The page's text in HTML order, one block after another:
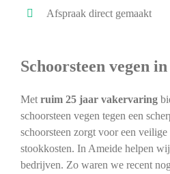
Afspraak direct gemaakt
Schoorsteen vegen
Metruim 25 jaar vakervaring
schoorsteen vegen tegen een
schoorsteen zorgt voor een veilige
stookkosten. In Ameide helpen
bedrijven. Zo waren we recent